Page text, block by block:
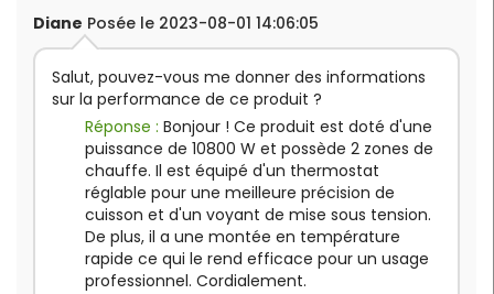
Diane Posée le 2023-08-01 14:06:05
Salut, pouvez-vous me donner des informations
sur la performance de ce produit ?
Réponse : Bonjour ! Ce produit est doté d'une
puissance de 10800 W et possède 2 zones de
chauffe. Il est équipé d'un thermostat
réglable pour une meilleure précision de
cuisson et d'un voyant de mise sous tension.
De plus, il a une montée en température
rapide ce qui le rend efficace pour un usage
professionnel. Cordialement.